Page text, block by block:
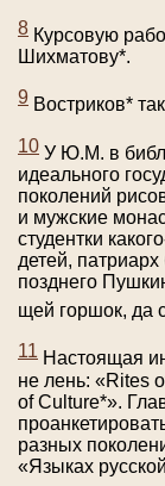
8 Курсовую
Шихматову*.
9 Востриков*
10 У Ю.М. в
идеального
поколений
и мужские
студентки
детей,
позднего
щей горшок, да
11 Настоящая
не лень: «Rites
of Culture*».
разных
«Языках